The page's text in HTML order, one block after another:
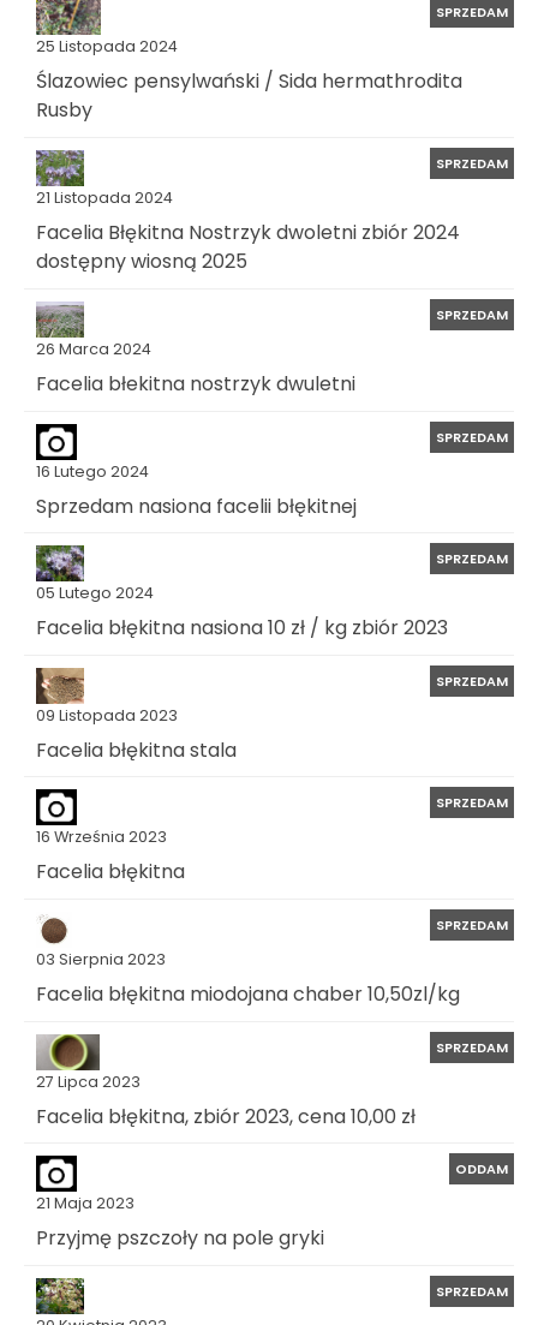
25 Listopada 2024
SPRZEDAM
Ślazowiec pensylwański / Sida hermathrodita
Rusby
21 Listopada 2024
SPRZEDAM
Facelia Błękitna Nostrzyk dwoletni zbiór 2024
dostępny wiosną 2025
26 Marca 2024
SPRZEDAM
Facelia błekitna nostrzyk dwuletni
16 Lutego 2024
SPRZEDAM
Sprzedam nasiona facelii błękitnej
05 Lutego 2024
SPRZEDAM
Facelia błękitna nasiona 10 zł / kg zbiór 2023
09 Listopada 2023
SPRZEDAM
Facelia błękitna stala
16 Września 2023
SPRZEDAM
Facelia błękitna
03 Sierpnia 2023
SPRZEDAM
Facelia błękitna miodojana chaber 10,50zl/kg
27 Lipca 2023
SPRZEDAM
Facelia błękitna, zbiór 2023, cena 10,00 zł
21 Maja 2023
ODDAM
Przyjmę pszczoły na pole gryki
SPRZEDAM